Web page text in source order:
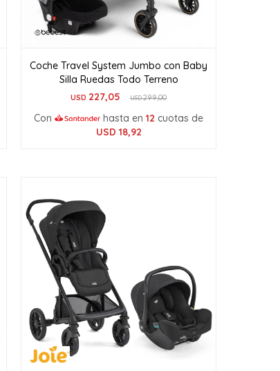
Coche Travel System Jumbo con Baby
Silla Ruedas Todo Terreno
USD 227,05 USD299,00
Con hasta en12 cuotas de
USD 18,92